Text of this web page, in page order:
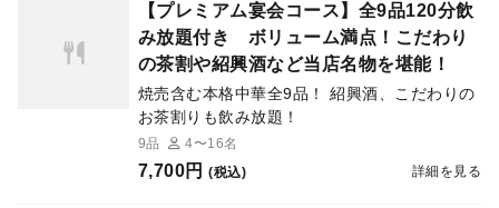
【プレミアム宴会コース】全9品120分飲
み放題付き ボリューム満点！こだわり
の茶割や紹興酒など当店名物を堪能！
焼売含む本格中華全9品！ 紹興酒、こだわりの
お茶割りも飲み放題！
9品 4〜16名
7,700円 (税込) 詳細を見る